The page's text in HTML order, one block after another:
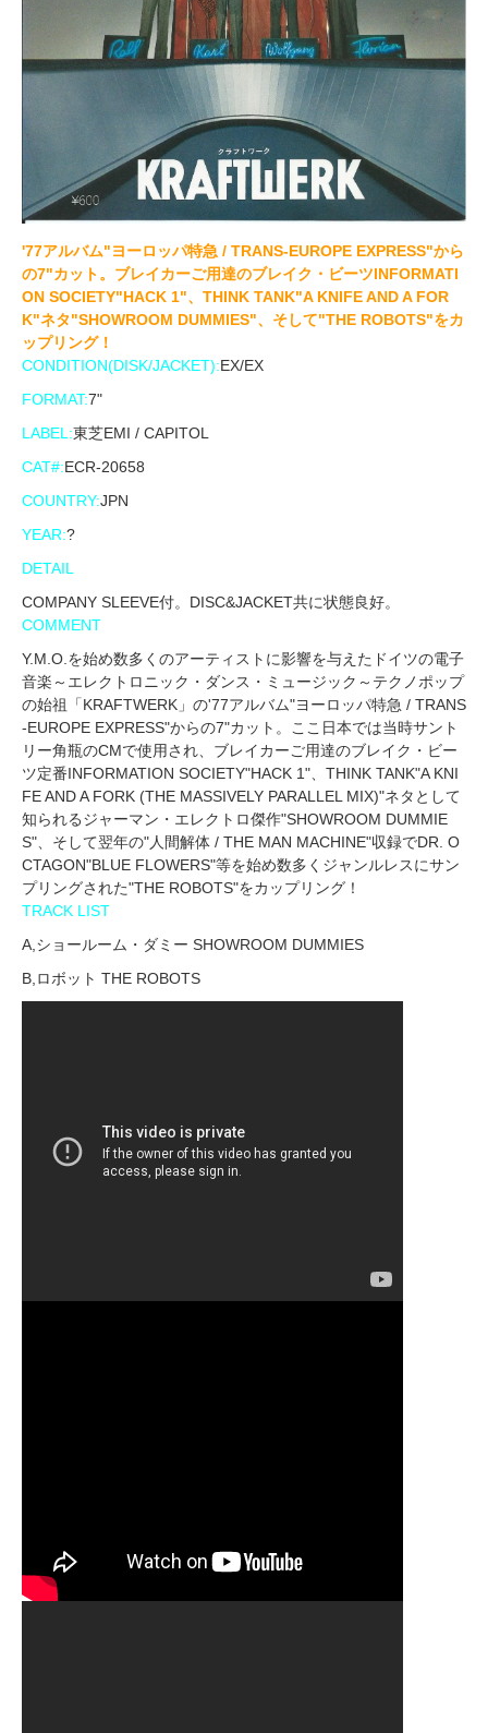
'77アルバム"ヨーロッパ特急 / TRANS-EUROPE EXPRESS"から
の7"カット。ブレイカーご用達のブレイク・ビーツINFORMATI
ON SOCIETY"HACK 1"、THINK TANK"A KNIFE AND A FOR
K"ネタ"SHOWROOM DUMMIES"、そして"THE ROBOTS"をカ
ップリング！
CONDITION(DISK/JACKET):EX/EX
FORMAT:7"
LABEL:東芝EMI / CAPITOL
CAT#:ECR-20658
COUNTRY:JPN
YEAR:?
DETAIL
COMPANY SLEEVE付。DISC&JACKET共に状態良好。
COMMENT
Y.M.O.を始め数多くのアーティストに影響を与えたドイツの電子
音楽～エレクトロニック・ダンス・ミュージック～テクノポップ
の始祖「KRAFTWERK」の'77アルバム"ヨーロッパ特急 / TRANS
-EUROPE EXPRESS"からの7"カット。ここ日本では当時サント
リー角瓶のCMで使用され、ブレイカーご用達のブレイク・ビー
ツ定番INFORMATION SOCIETY"HACK 1"、THINK TANK"A KNI
FE AND A FORK (THE MASSIVELY PARALLEL MIX)"ネタとして
知られるジャーマン・エレクトロ傑作"SHOWROOM DUMMIE
S"、そして翌年の"人間解体 / THE MAN MACHINE"収録でDR. O
CTAGON"BLUE FLOWERS"等を始め数多くジャンルレスにサン
プリングされた"THE ROBOTS"をカップリング！
TRACK LIST
A,ショールーム・ダミー SHOWROOM DUMMIES
B,ロボット THE ROBOTS